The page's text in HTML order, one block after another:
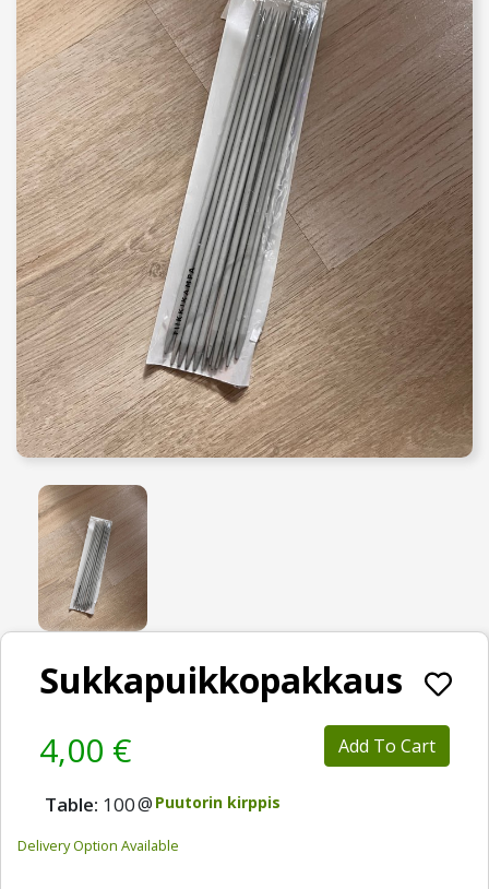
Sukkapuikkopakkaus
4,00 € Add To Cart
Table: 100@ Puutorin kirppis
Delivery Option Available